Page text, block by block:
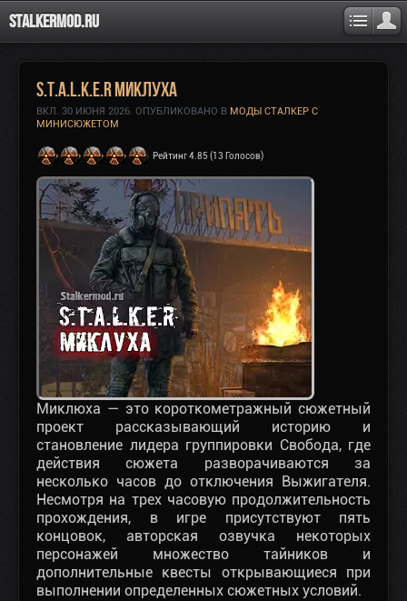
Stalkermod.ru
S.T.A.L.K.E.R Миклуха
ВКЛ. 30 ИЮНЯ 2026. ОПУБЛИКОВАНО В МОДЫ СТАЛКЕР С
МИНИСЮЖЕТОМ
Рейтинг 4.85 (13 Голосов)
Миклюха — это короткометражный сюжетный
проект рассказывающий историю и
становление лидера группировки Свобода, где
действия сюжета разворачиваются за
несколько часов до отключения Выжигателя.
Несмотря на трех часовую продолжительность
прохождения, в игре присутствуют пять
концовок, авторская озвучка некоторых
персонажей множество тайников и
дополнительные квесты открывающиеся при
выполнении определенных сюжетных условий.